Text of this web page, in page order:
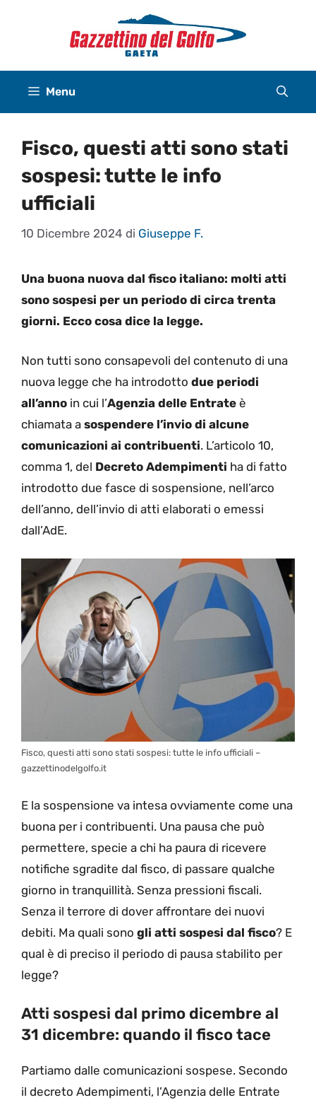
Menu
Fisco, questi atti sono stati
sospesi: tutte le info
ufficiali
10 Dicembre 2024 di Giuseppe F.
Una buona nuova dal fisco italiano: molti atti
sono sospesi per un periodo di circa trenta
giorni. Ecco cosa dice la legge.
Non tutti sono consapevoli del contenuto di una
nuova legge che ha introdotto due periodi
all’anno in cui l’Agenzia delle Entrate è
chiamata a sospendere l’invio di alcune
comunicazioni ai contribuenti. L’articolo 10,
comma 1, del Decreto Adempimenti ha di fatto
introdotto due fasce di sospensione, nell’arco
dell’anno, dell’invio di atti elaborati o emessi
dall’AdE.
Fisco, questi atti sono stati sospesi: tutte le info ufficiali –
gazzettinodelgolfo.it
E la sospensione va intesa ovviamente come una
buona per i contribuenti. Una pausa che può
permettere, specie a chi ha paura di ricevere
notifiche sgradite dal fisco, di passare qualche
giorno in tranquillità. Senza pressioni fiscali.
Senza il terrore di dover affrontare dei nuovi
debiti. Ma quali sono gli atti sospesi dal fisco? E
qual è di preciso il periodo di pausa stabilito per
legge?
Atti sospesi dal primo dicembre al
31 dicembre: quando il fisco tace
Partiamo dalle comunicazioni sospese. Secondo
il decreto Adempimenti, l’Agenzia delle Entrate